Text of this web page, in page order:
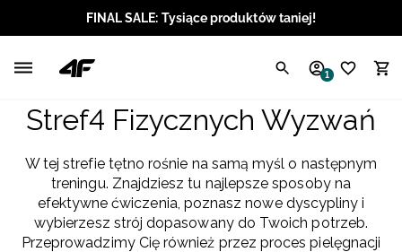
FINAL SALE: Tysiące produktów taniej!
1
Stref4 Fizycznych Wyzwań
W tej strefie tętno rośnie na samą myśl o następnym
treningu. Znajdziesz tu najlepsze sposoby na
efektywne ćwiczenia, poznasz nowe dyscypliny i
wybierzesz strój dopasowany do Twoich potrzeb.
Przeprowadzimy Cię również przez proces pielęgnacji
Angielski / USD
Angielski / GBP
Chorwacki / EUR